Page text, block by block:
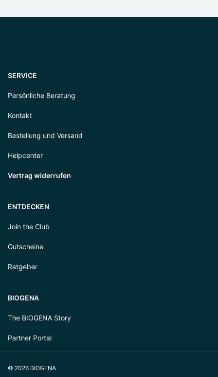
SERVICE
Persönliche Beratung
Kontakt
Bestellung und Versand
Helpcenter
Vertrag widerrufen
ENTDECKEN
Join the Club
Gutscheine
Ratgeber
BIOGENA
The BIOGENA Story
Partner Portal
© 2026 BIOGENA